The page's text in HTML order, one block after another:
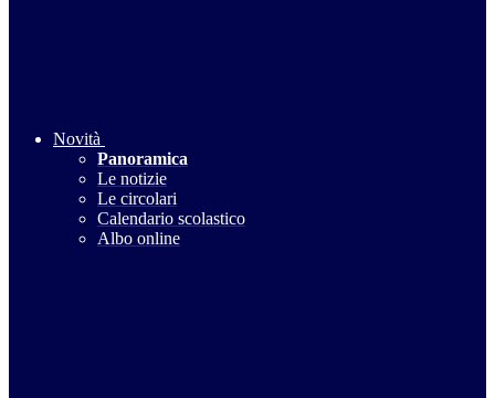
Novità
Panoramica
Le notizie
Le circolari
Calendario scolastico
Albo online